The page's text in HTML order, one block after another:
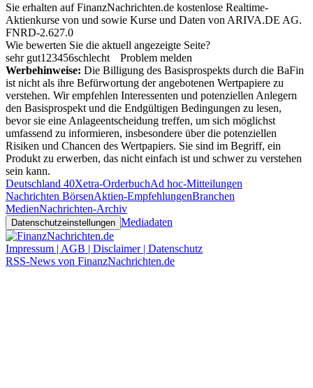
Sie erhalten auf FinanzNachrichten.de kostenlose Realtime-
Aktienkurse von und sowie Kurse und Daten von ARIVA.DE AG.
FNRD-2.627.0
Wie bewerten Sie die aktuell angezeigte Seite?
sehr gut1 23456schlecht
Problem melden
Werbehinweise: Die Billigung des Basisprospekts durch die BaFin
ist nicht als ihre Befürwortung der angebotenen Wertpapiere zu
verstehen. Wir empfehlen Interessenten und potenziellen Anlegern
den Basisprospekt und die Endgültigen Bedingungen zu lesen,
bevor sie eine Anlageentscheidung treffen, um sich möglichst
umfassend zu informieren, insbesondere über die potenziellen
Risiken und Chancen des Wertpapiers. Sie sind im Begriff, ein
Produkt zu erwerben, das nicht einfach ist und schwer zu verstehen
sein kann.
Deutschland 40Xetra-OrderbuchAd hoc-Mitteilungen
Nachrichten BörsenAktien-EmpfehlungenBranchen
MedienNachrichten-Archiv
Datenschutzeinstellungen Mediadaten
Impressum | AGB | Disclaimer | Datenschutz
RSS-News von FinanzNachrichten.de